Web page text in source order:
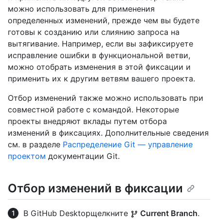
можно использовать для применения
определенных изменений, прежде чем вы будете
готовы к созданию или слиянию запроса на
вытягивание. Например, если вы зафиксируете
исправление ошибки в функциональной ветви,
можно отобрать изменения в этой фиксации и
применить их к другим ветвям вашего проекта.
Отбор изменений также можно использовать при
совместной работе с командой. Некоторые
проекты внедряют вклады путем отбора
изменений в фиксациях. Дополнительные сведения
см. в разделе Распределение Git — управление
проектом документации Git.
Отбор изменений в фиксации
В GitHub Desktopщелкните Current Branch.